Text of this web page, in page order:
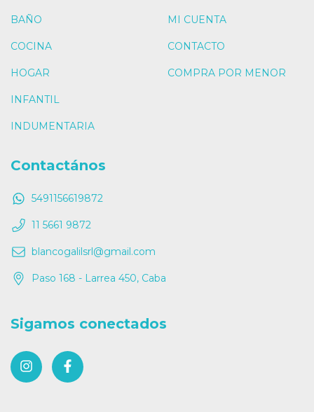
BAÑO
COCINA
HOGAR
INFANTIL
INDUMENTARIA
MI CUENTA
CONTACTO
COMPRA POR MENOR
Contactános
5491156619872
11 5661 9872
blancogalilsrl@gmail.com
Paso 168 - Larrea 450, Caba
Sigamos conectados